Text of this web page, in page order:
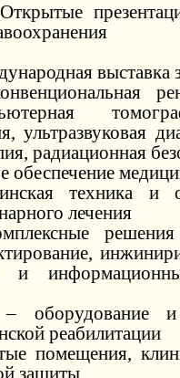
выставка
ультразвуковая
радиационная
обеспечение
техника и
лечения
и
оборудование
реабилитации
помещения,
защиты